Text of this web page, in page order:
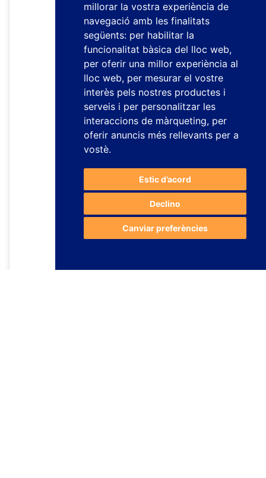
millorar la vostra experiència de
navegació amb les finalitats
següents: per habilitar la
funcionalitat bàsica del lloc web,
per oferir una millor experiència al
lloc web, per mesurar el vostre
interès pels nostres productes i
serveis i per personalitzar les
interaccions de màrqueting, per
oferir anuncis més rellevants per a
vostè.
Estic d’acord
Declino
Canviar preferències